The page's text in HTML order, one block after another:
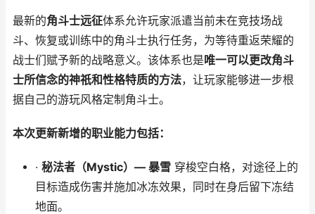
最新的角斗士远征体系允许玩家派遣当前未在竞技场战
斗、恢复或训练中的角斗士执行任务，为等待重返荣耀的
战士们赋予新的战略意义。该体系也是唯一可以更改角斗
士所信念的神祇和性格特质的方法，让玩家能够进一步根
据自己的游玩风格定制角斗士。
本次更新新增的职业能力包括：
· 秘法者（Mystic）— 暴雪穿梭空白格，对途径上的
目标造成伤害并施加冰冻效果，同时在身后留下冻结
地面。